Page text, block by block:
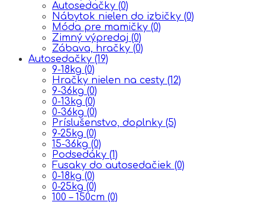
Autosedačky (0)
Nábytok nielen do izbičky (0)
Móda pre mamičky (0)
Zimný výpredaj (0)
Zábava, hračky (0)
Autosedačky (19)
9-18kg (0)
Hračky nielen na cesty (12)
9-36kg (0)
0-13kg (0)
0-36kg (0)
Príslušenstvo, doplnky (5)
9-25kg (0)
15-36kg (0)
Podsedáky (1)
Fusaky do autosedačiek (0)
0-18kg (0)
0-25kg (0)
100 – 150cm (0)